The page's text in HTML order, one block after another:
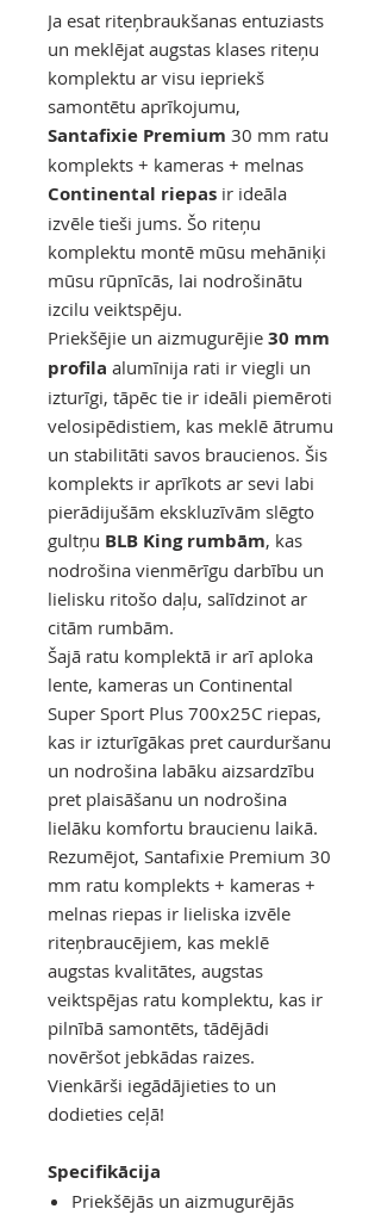
Ja esat riteņbraukšanas entuziasts
un meklējat augstas klases riteņu
komplektu ar visu iepriekš
samontētu aprīkojumu,
Santafixie Premium 30 mm ratu
komplekts + kameras + melnas
Continental riepas ir ideāla
izvēle tieši jums. Šo riteņu
komplektu montē mūsu mehāniķi
mūsu rūpnīcās, lai nodrošinātu
izcilu veiktspēju.
Priekšējie un aizmugurējie 30 mm
profila alumīnija rati ir viegli un
izturīgi, tāpēc tie ir ideāli piemēroti
velosipēdistiem, kas meklē ātrumu
un stabilitāti savos braucienos. Šis
komplekts ir aprīkots ar sevi labi
pierādijušām ekskluzīvām slēgto
gultņu BLB King rumbām, kas
nodrošina vienmērīgu darbību un
lielisku ritošo daļu, salīdzinot ar
citām rumbām.
Šajā ratu komplektā ir arī aploka
lente, kameras un Continental
Super Sport Plus 700x25C riepas,
kas ir izturīgākas pret caurduršanu
un nodrošina labāku aizsardzību
pret plaisāšanu un nodrošina
lielāku komfortu braucienu laikā.
Rezumējot, Santafixie Premium 30
mm ratu komplekts + kameras +
melnas riepas ir lieliska izvēle
riteņbraucējiem, kas meklē
augstas kvalitātes, augstas
veiktspējas ratu komplektu, kas ir
pilnībā samontēts, tādējādi
novēršot jebkādas raizes.
Vienkārši iegādājieties to un
dodieties ceļā!
Specifikācija
Priekšējās un aizmugurējās